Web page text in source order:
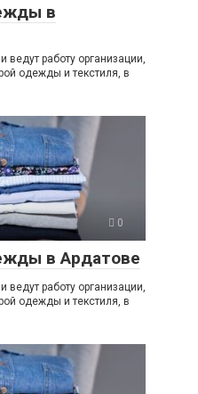
в
ведут работу организации,
одежды и текстиля, в
0
в Ардатове
ведут работу организации,
одежды и текстиля, в